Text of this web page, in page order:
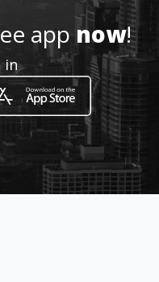
-
appnow!
in